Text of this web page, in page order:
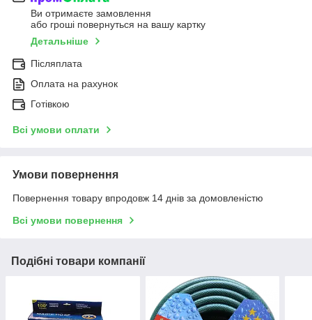
Ви отримаєте замовлення
або гроші повернуться на вашу картку
Детальніше
Післяплата
Оплата на рахунок
Готівкою
Всі умови оплати
Умови повернення
Повернення товару впродовж 14 днів за домовленістю
Всі умови повернення
Подібні товари компанії